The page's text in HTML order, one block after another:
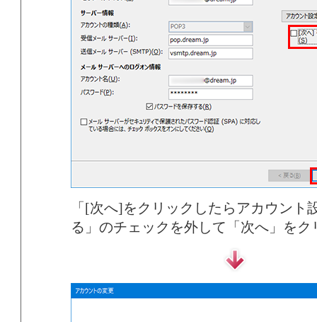
「[次へ]をクリックしたらアカウント
る」のチェックを外して「次へ」をク